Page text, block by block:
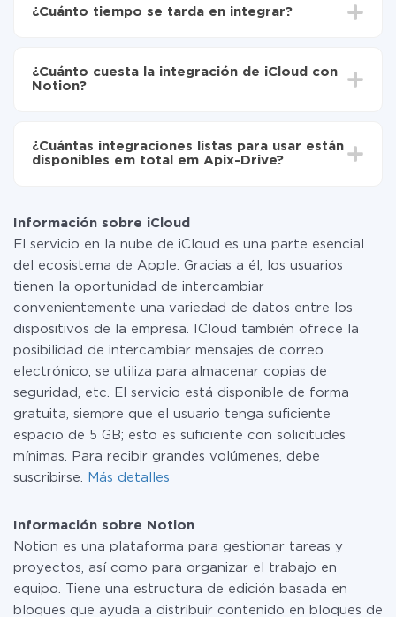
Elija qué datos transferir de iCloud a Notion
de iCloud a Notion
¿Cuánto tiempo se tarda en integrar?
oscilar entre 5 y 30 minutos. En promedio, la
configuración tarda entre 10 y 15 minutos.
¿Cuánto cuesta la integración de iCloud con
Notion?
tarifas. Usted solo paga por la cantidad de datos que
realmente se transfieren de uno de sus sistemas a otro
manera segura un plan de tarifa gratuita o cambiar a
uno de pago, si es necesario. Más detalles sobre
tarifas.
¿Cuántas integraciones listas para usar están
disponibles em total em Apix-Drive?
Información sobre iCloud
El servicio en la nube de iCloud es una parte esencial
del ecosistema de Apple. Gracias a él, los usuarios
tienen la oportunidad de intercambiar
convenientemente una variedad de datos entre los
dispositivos de la empresa. ICloud también ofrece la
posibilidad de intercambiar mensajes de correo
electrónico, se utiliza para almacenar copias de
seguridad, etc. El servicio está disponible de forma
gratuita, siempre que el usuario tenga suficiente
espacio de 5 GB; esto es suficiente con solicitudes
mínimas. Para recibir grandes volúmenes, debe
suscribirse.
Más detalles
Información sobre Notion
Notion es una plataforma para gestionar tareas y
proyectos, así como para organizar el trabajo en
equipo. Tiene una estructura de edición basada en
bloques que ayuda a distribuir contenido en bloques de